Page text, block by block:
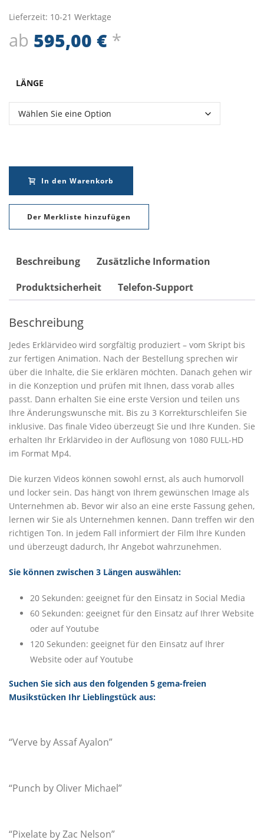
Lieferzeit: 10-21 Werktage
ab 595,00 € *
LÄNGE
In den Warenkorb
Der Merkliste hinzufügen
Beschreibung
Zusätzliche Information
Produktsicherheit
Telefon-Support
Beschreibung
Jedes Erklärvideo wird sorgfältig produziert – vom Skript bis
zur fertigen Animation. Nach der Bestellung sprechen wir
über die Inhalte, die Sie erklären möchten. Danach gehen wir
in die Konzeption und prüfen mit Ihnen, dass vorab alles
passt. Dann erhalten Sie eine erste Version und teilen uns
Ihre Änderungswunsche mit. Bis zu 3 Korrekturschleifen Sie
inklusive. Das finale Video überzeugt Sie und Ihre Kunden. Sie
erhalten Ihr Erklärvideo in der Auflösung von 1080 FULL-HD
im Format Mp4.
Die kurzen Videos können sowohl ernst, als auch humorvoll
und locker sein. Das hängt von Ihrem gewünschen Image als
Unternehmen ab. Bevor wir also an eine erste Fassung gehen,
lernen wir Sie als Unternehmen kennen. Dann treffen wir den
richtigen Ton. In jedem Fall informiert der Film Ihre Kunden
und überzeugt dadurch, Ihr Angebot wahrzunehmen.
Sie können zwischen 3 Längen auswählen:
20 Sekunden: geeignet für den Einsatz in Social Media
60 Sekunden: geeignet für den Einsatz auf Ihrer Website
oder auf Youtube
120 Sekunden: geeignet für den Einsatz auf Ihrer
Website oder auf Youtube
Suchen Sie sich aus den folgenden 5 gema-freien
Musikstücken Ihr Lieblingstück aus:
“Verve by Assaf Ayalon”
“Punch by Oliver Michael”
“Pixelate by Zac Nelson”